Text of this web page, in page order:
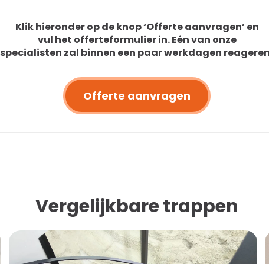
Klik hieronder op de knop ‘Offerte aanvragen’ en
vul het offerteformulier in. Eén van onze
specialisten zal binnen een paar werkdagen
Offerte aanvragen
Vergelijkbare trappen